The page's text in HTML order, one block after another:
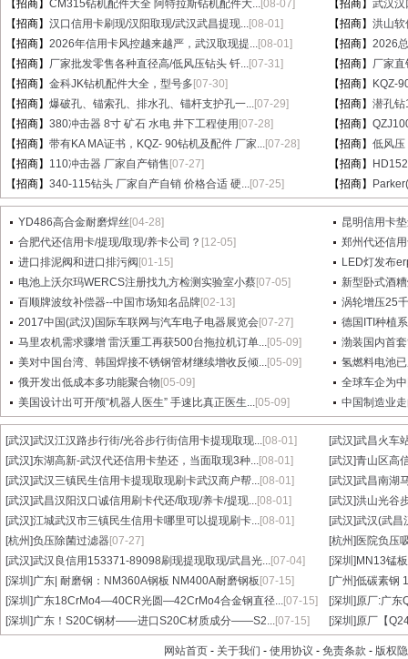
【招商】 CM315钻机配件大全 阿特拉斯钻机配件大...[08-07] 【招商】 武汉汉
【招商】 汉口信用卡刷现/汉阳取现/武汉武昌提现...[08-01] 【招商】 洪山
【招商】 2026年信用卡风控越来越严，武汉取现提...[08-01] 【招商】 2026
【招商】 厂家批发零售各种直径高/低风压钻头 钎...[07-31] 【招商】 厂家
【招商】 金科JK钻机配件大全，型号多 [07-30] 【招商】
KQZ-
【招商】 爆破孔、锚索孔、排水孔、锚杆支护孔一...[07-29] 【招商】 潜孔钻
【招商】 380冲击器 8寸 矿石 水电 井下工程使用 [07-28] 【招商】
【招商】 带有KA MA证书，KQZ- 90钻机及配件 厂家...[07-28] 【招商】 低风压
【招商】 110冲击器 厂家自产销售 [07-27] 【招商】
【招商】 340-115钻头 厂家自产自销 价格合适 硬...[07-25] 【招商】
YD486高合金耐磨焊丝 [04-28]
昆明信用卡
合肥代还信用卡/提现/取现/养卡公司？ [12-05]
郑州代还信
进口排泥阀和进口排污阀 [01-15]
LED灯发布
电池上沃尔玛WERCS注册找九方检测实验室小蔡[07-05]
新型卧式酒
百顺牌波纹补偿器--中国市场知名品牌[02-13]
涡轮增压25
2017中国(武汉)国际车联网与汽车电子电器展览会[07-27]
德国ITI种植
马里农机需求骤增 雷沃重工再获500台拖拉机订单...[05-09]
渤装国内首
美对中国台湾、韩国焊接不锈钢管材继续增收反倾...[05-09]
氢燃料电池
俄开发出低成本多功能聚合物 [05-09]
全球车企为
美国设计出可开颅“机器人医生” 手速比真正医生...[05-09] 中国制造业
[武汉]武汉江汉路步行街/光谷步行街信用卡提现取现...[08-01] [武汉]武昌火车
[武汉]东湖高新-武汉代还信用卡垫还，当面取现3种...[08-01] [武汉]青山区高
[武汉]武汉三镇民生信用卡提现取现刷卡武汉商户帮...[08-01] [武汉]武昌南湖
[武汉]武昌汉阳汉口诚信用刷卡代还/取现/养卡/提现...[08-01] [武汉]洪山光谷
[武汉]江城武汉市三镇民生信用卡哪里可以提现刷卡...[08-01] [武汉]武汉(武昌
[杭州]负压除菌过滤器[07-27] [杭州] 医院负压
[武汉]武汉良信用153371-89098刷现提现取现/武昌光...[07-04] [深圳] MN13锰
[深圳]广东| 耐磨钢：NM360A钢板 NM400A耐磨钢板 [07-15] [广州]低碳素钢
[深圳]广东18CrMo4—40CR光圆—42CrMo4合金钢直径...[07-15] [深圳]原厂:广东
[深圳]广东！S20C钢材——进口S20C材质成分——S2...[07-15] [深圳]原厂【
网站首页 - 关于我们 - 使用协议 - 免责条款 - 版权